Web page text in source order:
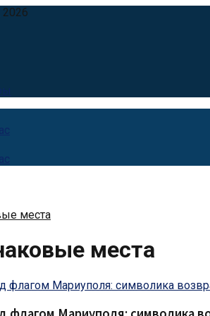
2026
места
места